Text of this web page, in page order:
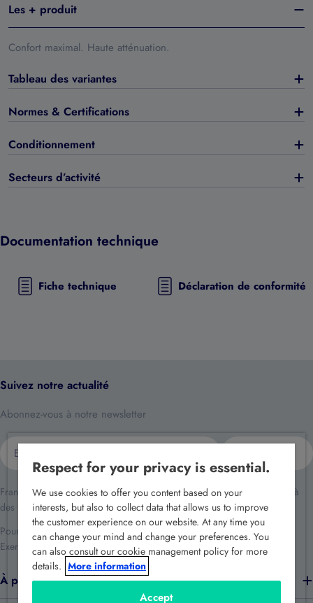
Les + produit
Confort maximal. Haute atténuation.
Tableau des variantes
Normes & Certifications
Conditionnement
Secteurs d’activité
Documentation technique
Fiche technique Déclaration de conformité
Suivez notre actualité
Abonnez-vous à notre newsletter
mail
France Sécurité traite vos données dans le cadre de la relation client et à
des fins de prospection commerciale.
Pour en savoir plus reportez-vous à notre
politique de confidentialité
Exercez vos droits en écrivant àrgpd@france-securite.fr .
À propos de nous
Respect for your privacy is essential.
We use cookies to offer you content based on your
interests, but also to collect data that allows us to improve
the customer experience on our website. At any time you
can change your mind and change your preferences. You
can also consult our cookie management policy for more
details. More information
Accept